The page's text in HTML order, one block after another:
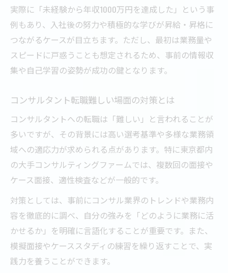
実際に「未経験から年収1000万円を達成した」という事
例もあり、入社後の努力や積極的な学びが昇給・昇格に
つながるケースが目立ちます。ただし、最初は業務量や
スピードに戸惑うことも想定されるため、事前の情報収
集や自己学習の姿勢が成功の鍵となります。
コンサルタント転職難しい場面の対策とは
コンサルタントへの転職は「難しい」と言われることが
多いですが、その背景には高い選考基準や多様な業務領
域への適応力が求められる点があります。特に東京都内
の大手コンサルティングファームでは、複数回の面接や
ケース面接、適性検査などが一般的です。
対策としては、事前にコンサル業界のトレンドや業務内
容を徹底的に調べ、自分の強みを「どのように業務に活
かせるか」を明確に言語化することが重要です。また、
模擬面接やケーススタディの練習を繰り返すことで、実
践力を養うことができます。